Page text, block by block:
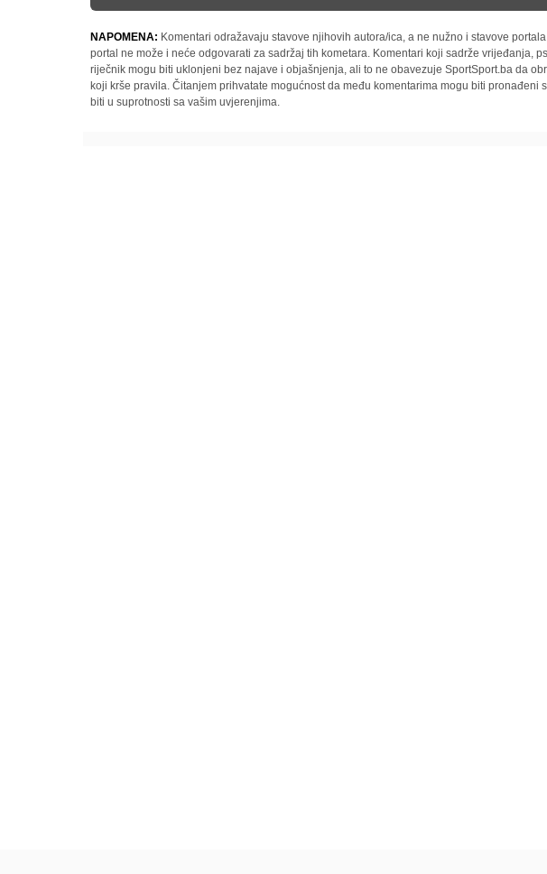
NAPOMENA: Komentari odražavaju stavove njihovih autora/ica, a ne nužno i stavove
portal ne može i neće odgovarati za sadržaj tih kometara. Komentari koji sadrže vrijeđanja,
riječnik mogu biti uklonjeni bez najave i objašnjenja, ali to ne obavezuje SportSport.ba da
koji krše pravila. Čitanjem prihvatate mogućnost da među komentarima mogu biti pronađeni
biti u suprotnosti sa vašim uvjerenjima.